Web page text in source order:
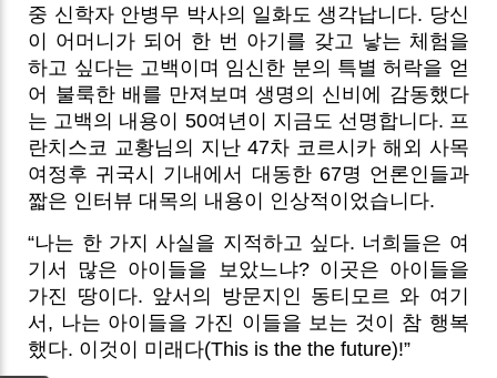
중 신학자 안병무 박사의 일화도 생각납니다. 당신
이 어머니가 되어 한 번 아기를 갖고 낳는 체험을
하고 싶다는 고백이며 임신한 분의 특별 허락을 얻
어 불룩한 배를 만져보며 생명의 신비에 감동했다
는 고백의 내용이 50여년이 지금도 선명합니다. 프
란치스코 교황님의 지난 47차 코르시카 해외 사목
여정후 귀국시 기내에서 대동한 67명 언론인들과
짧은 인터뷰 대목의 내용이 인상적이었습니다.
“나는 한 가지 사실을 지적하고 싶다. 너희들은 여
기서 많은 아이들을 보았느냐? 이곳은 아이들을
가진 땅이다. 앞서의 방문지인 동티모르 와 여기
서, 나는 아이들을 가진 이들을 보는 것이 참 행복
했다. 이것이 미래다(This is the the future)!”